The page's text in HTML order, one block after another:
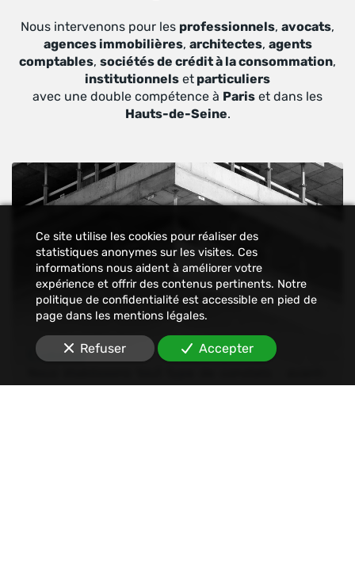
Nous intervenons pour les professionnels, avocats,
agences immobilières, architectes, agents
comptables, sociétés de crédit à la consommation,
institutionnels et particuliers
avec une double compétence à Paris et dans les
Hauts-de-Seine.
Constat
Ce site utilise les cookies pour réaliser des
statistiques anonymes sur les visites. Ces
informations nous aident à améliorer votre
expérience et offrir des contenus pertinents. Notre
politique de confidentialité est accessible en pied de
page dans les mentions légales.
Refuser Accepter